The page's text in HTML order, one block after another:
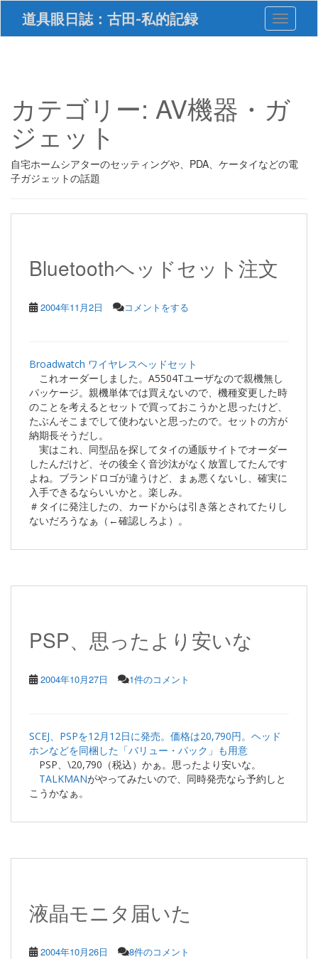
i
道具眼日誌：古田-私的記録 Toggle
カテゴリー: AV機器・ガ
ジェット
自宅ホームシアターのセッティングや、PDA、ケータイなどの電
子ガジェットの話題
Bluetoothヘッドセット注文
2004年11月2日 コメントをする
Broadwatch ワイヤレスヘッドセット
これオーダーしました。A5504Tユーザなので親機無し
パッケージ。親機単体では買えないので、機種変更した時
のことを考えるとセットで買っておこうかと思ったけど、
たぶんそこまでして使わないと思ったので。セットの方が
納期長そうだし。
実はこれ、同型品を探してタイの通販サイトでオーダー
したんだけど、その後全く音沙汰がなく放置してたんです
よね。ブランドロゴが違うけど、まぁ悪くないし、確実に
入手できるならいいかと。楽しみ。
＃タイに発注したの、カードからは引き落とされてたりし
ないだろうなぁ（←確認しろよ）。
PSP、思ったより安いな
2004年10月27日 1件のコメント
SCEJ、PSPを12月12日に発売。価格は20,790円。ヘッド
ホンなどを同梱した「バリュー・パック」も用意
PSP、\20,790（税込）かぁ。思ったより安いな。
TALKMANがやってみたいので、同時発売なら予約しと
こうかなぁ。
液晶モニタ届いた
2004年10月26日 8件のコメント